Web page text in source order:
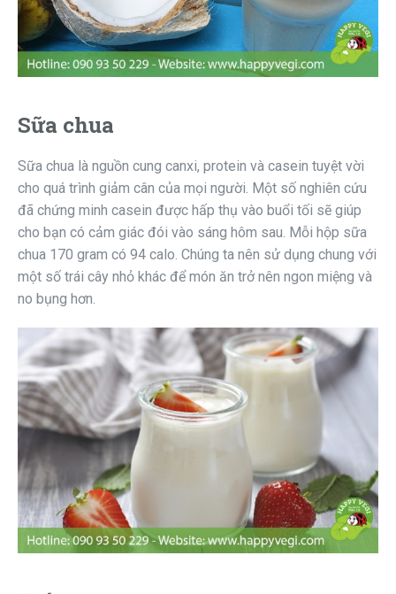
Sữa chua
Sữa chua là nguồn cung canxi, protein và casein tuyệt vời
cho quá trình giảm cân của mọi người. Một số nghiên cứu
đã chứng minh casein được hấp thụ vào buổi tối sẽ giúp
cho bạn có cảm giác đói vào sáng hôm sau. Mỗi hộp sữa
chua 170 gram có 94 calo. Chúng ta nên sử dụng chung với
một số trái cây nhỏ khác để món ăn trở nên ngon miệng và
no bụng hơn.